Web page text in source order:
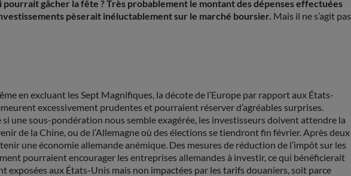
pourrait gâcher la fête ? Très probablement le montant des dépenses effectuées
pèserait inéluctablement sur le marché boursier. Mais il ne s’agit pas
en excluant les Sept Magnifiques, la décote de l’Europe par rapport aux États-
excessivement prudentes et pourraient réserver d’agréables surprises.
une sous-pondération nous semble exagérée, les investisseurs doivent attendre la
de la Chine, ou de l’Allemagne où des élections se tiendront fin février. Après deux
une économie allemande anémique. Des mesures de réduction de l’impôt sur les
pourraient encourager les entreprises allemandes à investir, ce qui bénéficierait
aux États-Unis mais non impactées par les tarifs douaniers, soit parce